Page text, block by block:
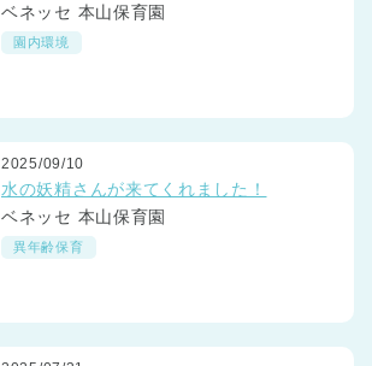
ベネッセ 本山保育園
園内環境
2025/09/10
水の妖精さんが来てくれました！
ベネッセ 本山保育園
異年齢保育